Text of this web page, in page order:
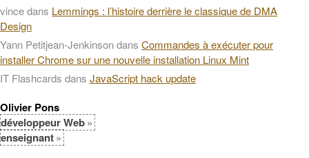
vincedans Lemmings : l’histoire derrière le classique de DMA
Design
Yann Petitjean-Jenkinsondans Commandes à exécuter pour
installer Chrome sur une nouvelle installation Linux Mint
IT Flashcards dans JavaScript hack update
Olivier Pons
développeur Web
enseignant